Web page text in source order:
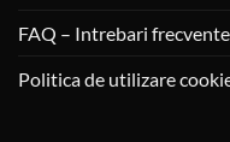
FAQ – Intrebari frecvente
Politica de utilizare